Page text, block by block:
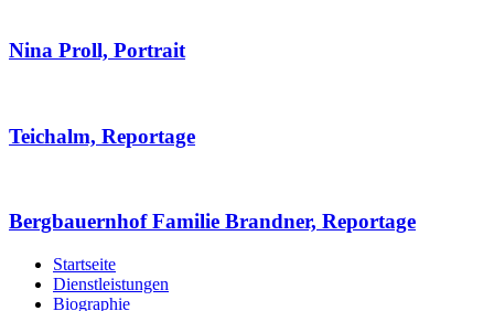
Nina Proll, Portrait
Teichalm, Reportage
Bergbauernhof Familie Brandner, Reportage
Startseite
Dienstleistungen
Biographie